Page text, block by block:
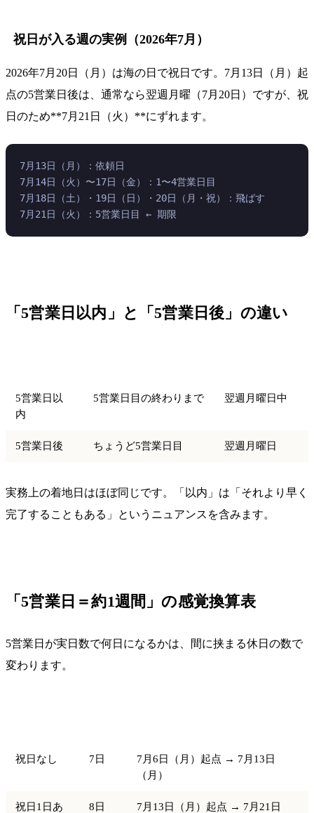
祝日が入る週の実例（2026年7月）
2026年7月20日（月）は海の日で祝日です。7月13日（月）起
点の5営業日後は、通常なら翌週月曜（7月20日）ですが、祝
日のため**7月21日（火）**にずれます。
7月13日（月）：依頼日
7月14日（火）〜17日（金）：1〜4営業日目
7月18日（土）・19日（日）・20日（月・祝）：飛ばす
7月21日（火）：5営業日目 ← 期限
「5営業日以内」と「5営業日後」の違い
5営業日以
内
5営業日目の終わりまで 翌週月曜日中
5営業日後 ちょうど5営業日目 翌週月曜日
実務上の着地日はほぼ同じです。「以内」は「それより早く
完了することもある」というニュアンスを含みます。
「5営業日＝約1週間」の感覚換算表
5営業日が実日数で何日になるかは、間に挟まる休日の数で
変わります。
祝日なし 7日
7月6日（月）起点 → 7月13日
（月）
祝日1日あ
8日
7月13日（月）起点 → 7月21日